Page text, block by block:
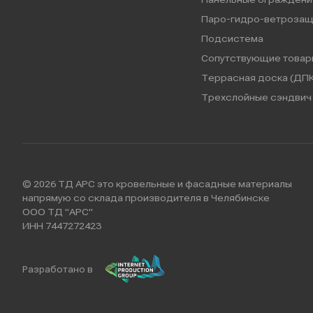
Паро-гидро-
Подсистема
Сопутствующие
Террасная доска
Трехслойные сэндвич
© 2026 ТД АРС это кровельные и фасадные материалы
напрямую со склада производителя в Челябинске
ООО ТД "АРС"
ИНН 7447272423
Разработано в